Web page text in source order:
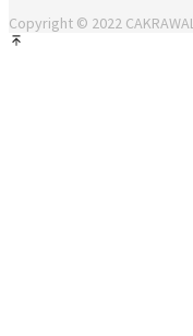
Copyright © 2022